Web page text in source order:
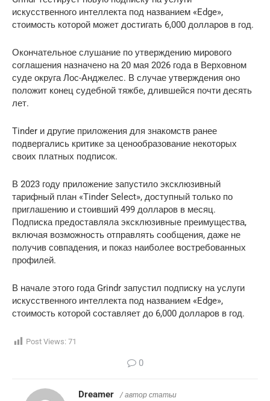
искусственного интеллекта под названием «Edge»,
стоимость которой может достигать 6,000 долларов в год.
Окончательное слушание по утверждению мирового
соглашения назначено на 20 мая 2026 года в Верховном
суде округа Лос-Анджелес. В случае утверждения оно
положит конец судебной тяжбе, длившейся почти десять
лет.
Tinder и другие приложения для знакомств ранее
подвергались критике за ценообразование некоторых
своих платных подписок.
В 2023 году приложение запустило эксклюзивный
тарифный план «Tinder Select», доступный только по
приглашению и стоивший 499 долларов в месяц.
Подписка предоставляла эксклюзивные преимущества,
включая возможность отправлять сообщения, даже не
получив совпадения, и показ наиболее востребованных
профилей.
В начале этого года Grindr запустил подписку на услуги
искусственного интеллекта под названием «Edge»,
стоимость которой составляет до 6,000 долларов в год.
Post Views: 71
0
Dreamer / автор статьи